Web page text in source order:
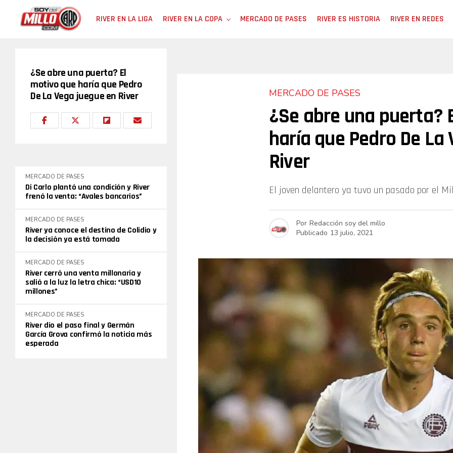
RIVER EN LA LIGA RIVER EN LA COPA MERCADO DE PASES RIVER ES HISTORIA RIVER EN REDES
¿Se abre una puerta? El
motivo que haría que Pedro
De La Vega juegue en River
MERCADO DE PASES
Di Carlo plantó una condición y River
frenó la venta: “Avales bancarios”
MERCADO DE PASES
River ya conoce el destino de Colidio y
la decisión ya está tomada
MERCADO DE PASES
River cerró una venta millonaria y
salió a la luz la letra chica: “USD10
millones”
MERCADO DE PASES
River dio el paso final y Germán
García Grova confirmó la noticia más
esperada
MERCADO DE PASES
¿Se abre una puerta?
haría que Pedro De La
River
El joven delantero ya tuvo un pasado por el
Por Redacción soy del millo
Publicado 13 julio, 2021